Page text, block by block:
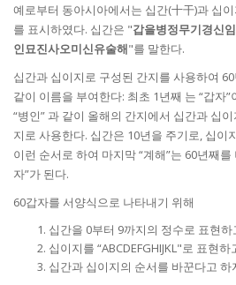
예로부터 동아시아에서는 십간(十干)과 십
를 표시하였다. 십간은 "갑을병정무기경신
인묘진사오미신유술해"를 말한다.
십간과 십이지로 구성된 간지를 사용하여
같이 이름을 부여한다: 최초 1년째 는 “갑자”
“병인” 과 같이 올해의 간지에서 십간과 십
지로 사용한다. 십간은 10년을 주기로, 십이
이런 순서로 하여 마지막 “계해”는 60년째
자”가 된다.
60갑자를 서양식으로 나타내기 위해
십간을 0부터 9까지의 정수로 표현하
십이지를 “ABCDEFGHIJKL"로 표현하
십간과 십이지의 순서를 바꾼다고 하